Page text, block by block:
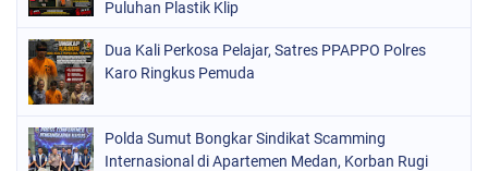
Puluhan Plastik Klip
Dua Kali Perkosa Pelajar, Satres PPAPPO Polres
Karo Ringkus Pemuda
Polda Sumut Bongkar Sindikat Scamming
Internasional di Apartemen Medan, Korban Rugi